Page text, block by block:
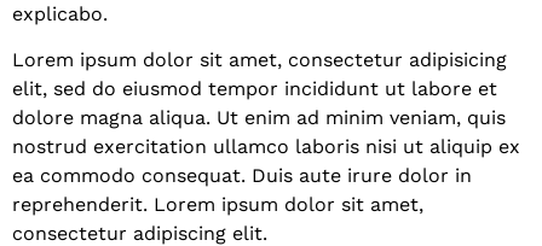
explicabo.
Lorem ipsum dolor sit amet, consectetur adipisicing
elit, sed do eiusmod tempor incididunt ut labore et
dolore magna aliqua. Ut enim ad minim veniam, quis
nostrud exercitation ullamco laboris nisi ut aliquip ex
ea commodo consequat. Duis aute irure dolor in
reprehenderit. Lorem ipsum dolor sit amet,
consectetur adipiscing elit.